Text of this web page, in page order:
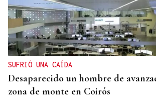
SUFRIÓ UNA CAÍDA
Desaparecido un hombre de
zona de monte en Coirós